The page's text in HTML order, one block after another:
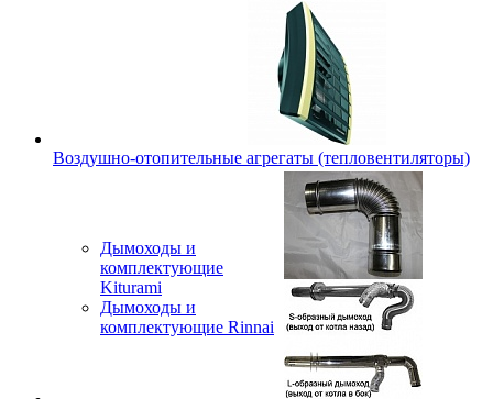
Воздушно-отопительные агрегаты (тепловентиляторы)
Дымоходы и
комплектующие
Kiturami
Дымоходы и
комплектующие Rinnai